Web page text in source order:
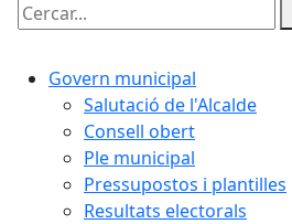
Cercar:
Govern municipal
Salutació de l'Alcalde
Consell obert
Ple municipal
Pressupostos i plantilles
Resultats electorals